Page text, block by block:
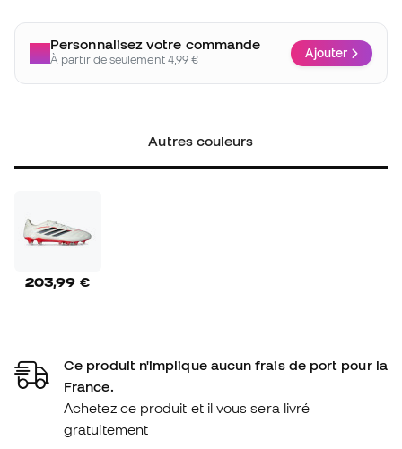
Personnalisez votre commande
À partir de seulement 4,99 € Ajouter
Autres couleurs
203,99 €
Ce produit n'implique aucun frais de port pour la
France.
Achetez ce produit et il vous sera livré
gratuitement